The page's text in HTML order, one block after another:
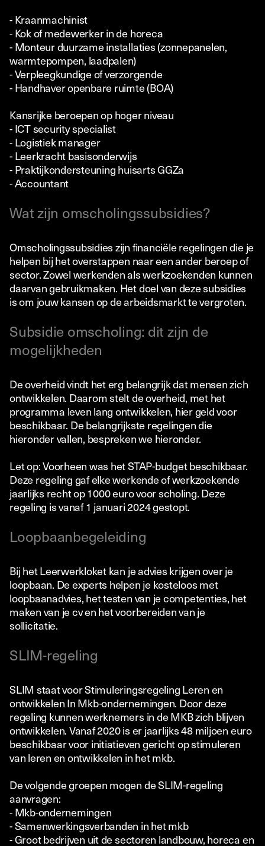
- Kraanmachinist
- Kok of medewerker in de horeca
- Monteur duurzame installaties (zonnepanelen,
warmtepompen, laadpalen)
- Verpleegkundige of verzorgende
- Handhaver openbare ruimte (BOA)
Kansrijke beroepen op hoger niveau
- ICT security specialist
- Logistiek manager
- Leerkracht basisonderwijs
- Praktijkondersteuning huisarts GGZa
- Accountant
Wat zijn omscholingssubsidies?
Omscholingssubsidies zijn financiële regelingen die je
helpen bij het overstappen naar een ander beroep of
sector. Zowel werkenden als werkzoekenden kunnen
daarvan gebruikmaken. Het doel van deze subsidies
is om jouw kansen op de arbeidsmarkt te vergroten.
Subsidie omscholing: dit zijn de
mogelijkheden
De overheid vindt het erg belangrijk dat mensen zich
ontwikkelen. Daarom stelt de overheid, met het
programma leven lang ontwikkelen, hier geld voor
beschikbaar. De belangrijkste regelingen die
hieronder vallen, bespreken we hieronder.
Let op: Voorheen was het STAP-budget beschikbaar.
Deze regeling gaf elke werkende of werkzoekende
jaarlijks recht op 1000 euro voor scholing. Deze
regeling is vanaf 1 januari 2024 gestopt.
Loopbaanbegeleiding
Bij het Leerwerkloket kan je advies krijgen over je
loopbaan. De experts helpen je kosteloos met
loopbaanadvies, het testen van je competenties, het
maken van je cv en het voorbereiden van je
sollicitatie.
SLIM-regeling
SLIM staat voor Stimuleringsregeling Leren en
ontwikkelen In Mkb-ondernemingen. Door deze
regeling kunnen werknemers in de MKB zich blijven
ontwikkelen. Vanaf 2020 is er jaarlijks 48 miljoen euro
beschikbaar voor initiatieven gericht op stimuleren
van leren en ontwikkelen in het mkb.
De volgende groepen mogen de SLIM-regeling
aanvragen:
- Mkb-ondernemingen
- Samenwerkingsverbanden in het mkb
- Groot bedrijven uit de sectoren landbouw, horeca en